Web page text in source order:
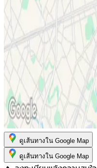
ดูเส้นทางใน Google Map
ดูเส้นทางใน Google Map